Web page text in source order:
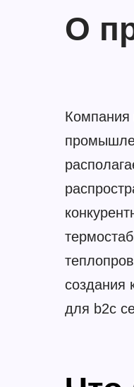
О
Компания
создания
для b2c